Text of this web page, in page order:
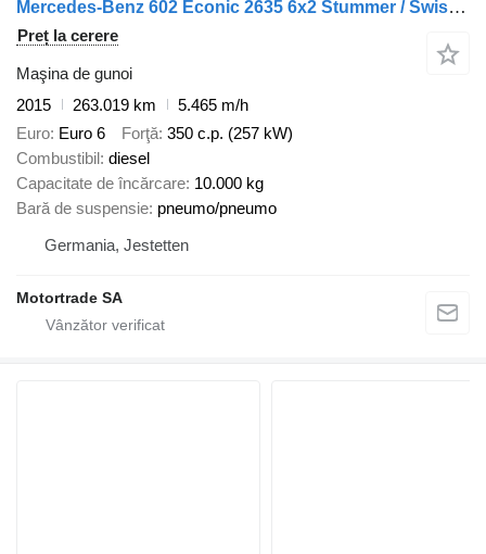
Mercedes-Benz 602 Econic 2635 6x2 Stummer / Swiss-Vehicle
Preț la cerere
Maşina de gunoi
2015
263.019 km
5.465 m/h
Euro Euro 6 Forţă 350 c.p. (257 kW)
Combustibil diesel
Capacitate de încărcare 10.000 kg
Bară de suspensie pneumo/pneumo
Germania, Jestetten
Motortrade SA